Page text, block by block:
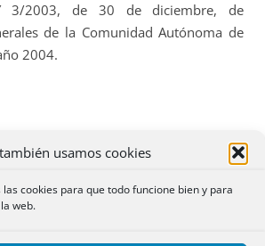
usamos cookies
cookies para que todo funcione bien y para
web.
3/2003, de 30 de diciembre, de
de la Comunidad Autónoma de
2004.
4/2003, de 30 de diciembre, de
y Fiscales.